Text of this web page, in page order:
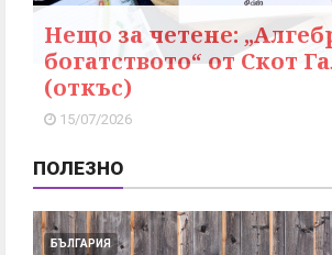
Нещо за четене:
богатството“ от Скот
(откъс)
15/07/2026
ПОЛЕЗНО
БЪЛГАРИЯ